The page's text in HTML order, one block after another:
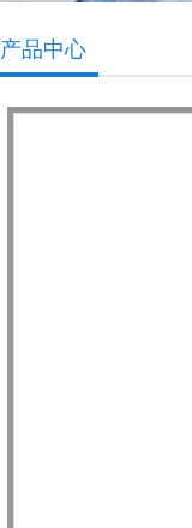
产品中心